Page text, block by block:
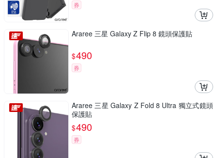
券
Araree 三星 Galaxy Z Flip 8 鏡頭保護貼
$490
券
Araree 三星 Galaxy Z Fold 8 Ultra 獨立式鏡頭
保護貼
$490
券